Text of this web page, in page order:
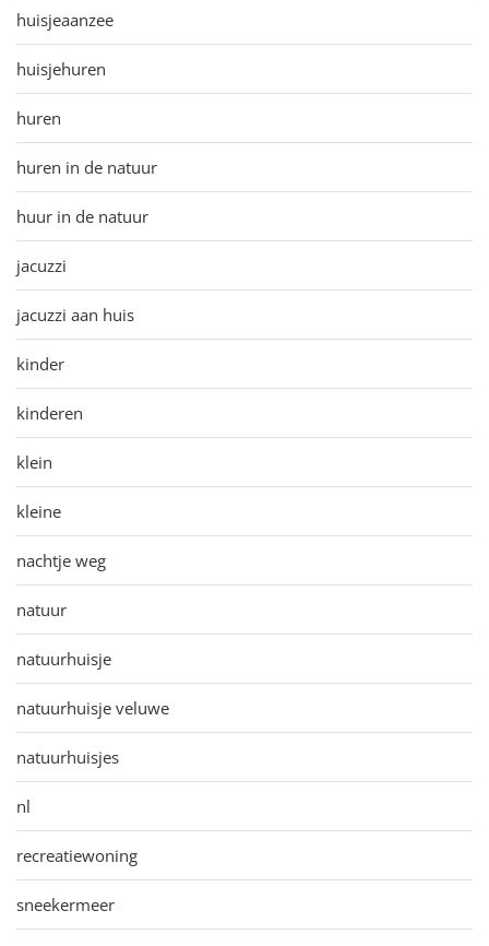
huisjeaanzee
huisjehuren
huren
huren in de natuur
huur in de natuur
jacuzzi
jacuzzi aan huis
kinder
kinderen
klein
kleine
nachtje weg
natuur
natuurhuisje
natuurhuisje veluwe
natuurhuisjes
nl
recreatiewoning
sneekermeer